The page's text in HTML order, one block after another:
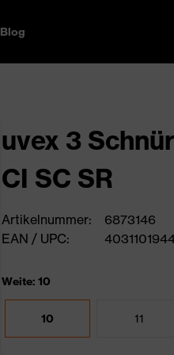
Blog
uvex 3
CI SC SR
Artikelnummer:
6873146
EAN / UPC:
Weite: 10
10 11